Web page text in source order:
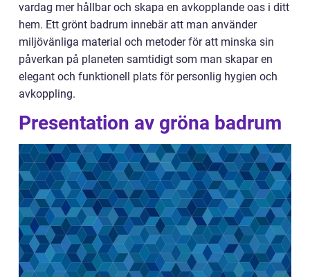
vardag mer hållbar och skapa en avkopplande oas i ditt
hem. Ett grönt badrum innebär att man använder
miljövänliga material och metoder för att minska sin
påverkan på planeten samtidigt som man skapar en
elegant och funktionell plats för personlig hygien och
avkoppling.
Presentation av gröna badrum